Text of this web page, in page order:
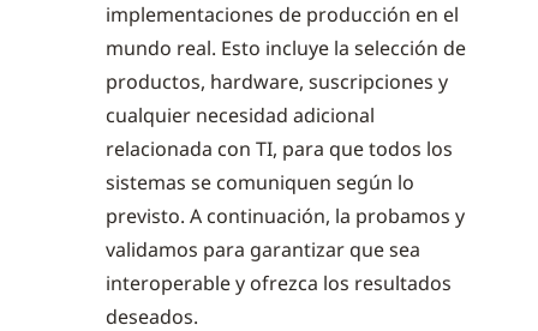
implementaciones de producción en el
mundo real. Esto incluye la selección de
productos, hardware, suscripciones y
cualquier necesidad adicional
relacionada con TI, para que todos los
sistemas se comuniquen según lo
previsto. A continuación, la probamos y
validamos para garantizar que sea
interoperable y ofrezca los resultados
deseados.